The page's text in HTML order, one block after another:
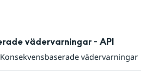
vädervarningar - API
vädervarningar